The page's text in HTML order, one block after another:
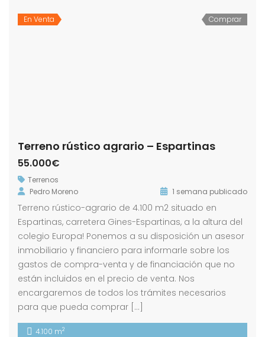
En Venta Comprar
Terreno rústico agrario – Espartinas
55.000€
Terrenos
Pedro Moreno
1 semana publicado
Terreno rústico-agrario de 4.100 m2 situado en
Espartinas, carretera Gines-Espartinas, a la altura del
colegio Europa! Ponemos a su disposición un asesor
inmobiliario y financiero para informarle sobre los
gastos de compra-venta y de financiación que no
están incluidos en el precio de venta. Nos
encargaremos de todos los trámites necesarios
para que pueda comprar […]
4.100 m2